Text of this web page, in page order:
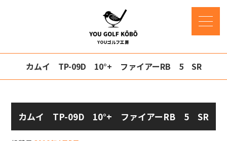
カムイ TP-09D 10°+ ファイアーRB 5 SR
カムイ TP-09D 10°+ ファイアーRB 5 SR